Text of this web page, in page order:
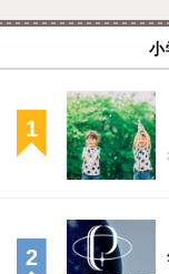
小